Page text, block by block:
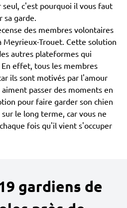
c'est pourquoi il vous faut
sa garde.
des membres volontaires
Meyrieux-Trouet. Cette solution
autres plateformes qui
effet, tous les membres
ils sont motivés par l'amour
passer des moments en
pour faire garder son chien
le long terme, car vous ne
fois qu'il vient s'occuper
gardiens de